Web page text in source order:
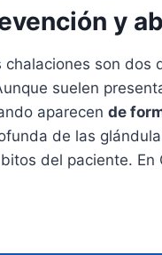
y
chalaciones son dos
suelen
aparecen de
de las
del paciente.